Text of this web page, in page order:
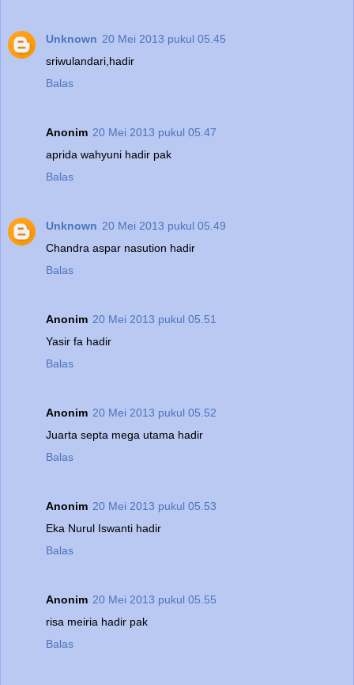
Unknown 20 Mei 2013 pukul 05.45
sriwulandari,hadir
Balas
Anonim 20 Mei 2013 pukul 05.47
aprida wahyuni hadir pak
Balas
Unknown 20 Mei 2013 pukul 05.49
Chandra aspar nasution hadir
Balas
Anonim 20 Mei 2013 pukul 05.51
Yasir fa hadir
Balas
Anonim 20 Mei 2013 pukul 05.52
Juarta septa mega utama hadir
Balas
Anonim 20 Mei 2013 pukul 05.53
Eka Nurul Iswanti hadir
Balas
Anonim 20 Mei 2013 pukul 05.55
risa meiria hadir pak
Balas